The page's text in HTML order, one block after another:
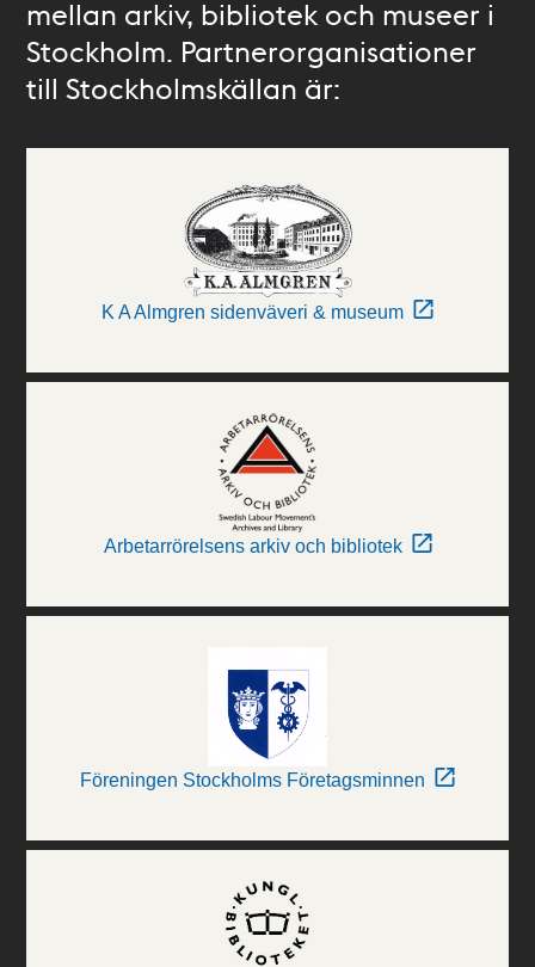
mellan arkiv, bibliotek och museer i
Stockholm. Partnerorganisationer
till Stockholmskällan är:
K A Almgren sidenväveri & museum
Arbetarrörelsens arkiv och bibliotek
Föreningen Stockholms Företagsminnen